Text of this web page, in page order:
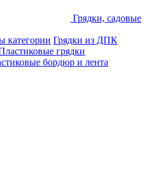
Грядки, садовые
категории Грядки из ДПК
грядки
бордюр и лента